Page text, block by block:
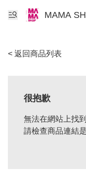
MAMA
< 返回商品列表
很抱歉
無法在網站上找
請檢查商品連結